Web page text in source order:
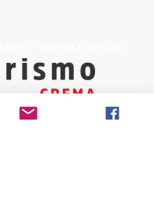
al Turismo di Crema